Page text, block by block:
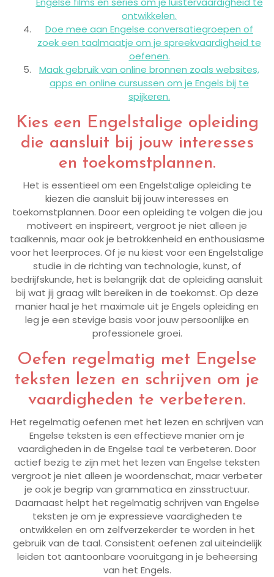
ontwikkelen.
Doe mee aan Engelse conversatiegroepen of
zoek een taalmaatje om je spreekvaardigheid te
oefenen.
Maak gebruik van online bronnen zoals websites,
apps en online cursussen om je Engels bij te
spijkeren.
Kies een Engelstalige opleiding
die aansluit bij jouw interesses
en toekomstplannen.
Het is essentieel om een Engelstalige opleiding te
kiezen die aansluit bij jouw interesses en
toekomstplannen. Door een opleiding te volgen die jou
motiveert en inspireert, vergroot je niet alleen je
taalkennis, maar ook je betrokkenheid en enthousiasme
voor het leerproces. Of je nu kiest voor een Engelstalige
studie in de richting van technologie, kunst, of
bedrijfskunde, het is belangrijk dat de opleiding aansluit
bij wat jij graag wilt bereiken in de toekomst. Op deze
manier haal je het maximale uit je Engels opleiding en
leg je een stevige basis voor jouw persoonlijke en
professionele groei.
Oefen regelmatig met Engelse
teksten lezen en schrijven om je
vaardigheden te verbeteren.
Het regelmatig oefenen met het lezen en schrijven van
Engelse teksten is een effectieve manier om je
vaardigheden in de Engelse taal te verbeteren. Door
actief bezig te zijn met het lezen van Engelse teksten
vergroot je niet alleen je woordenschat, maar verbeter
je ook je begrip van grammatica en zinsstructuur.
Daarnaast helpt het regelmatig schrijven van Engelse
teksten je om je expressieve vaardigheden te
ontwikkelen en om zelfverzekerder te worden in het
gebruik van de taal. Consistent oefenen zal uiteindelijk
leiden tot aantoonbare vooruitgang in je beheersing
van het Engels.